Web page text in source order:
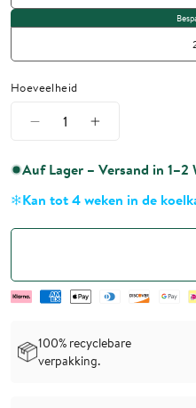
Hoeveelheid
Auf Lager – Versand in 1–2
Kan tot 4 weken in de
100% recyclebare
verpakking.